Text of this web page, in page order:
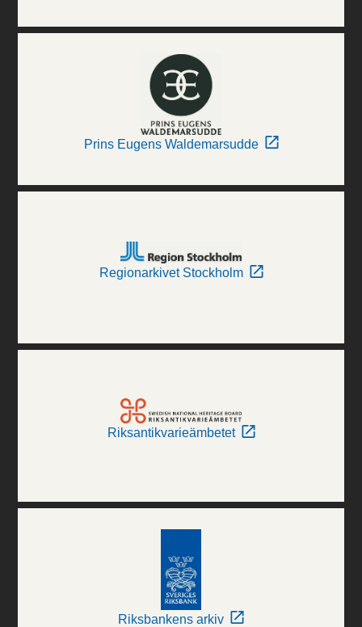
Prins Eugens Waldemarsudde
Regionarkivet Stockholm
Riksantikvarieämbetet
Riksbankens arkiv